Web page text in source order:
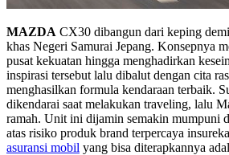
MAZDA CX30 dibangun dari keping
khas Negeri Samurai Jepang. Konsepnya
pusat kekuatan hingga menghadirkan
inspirasi tersebut lalu dibalut dengan cita
menghasilkan formula kendaraan terbaik.
dikendarai saat melakukan traveling, lalu
ramah. Unit ini dijamin semakin mumpuni
atas risiko produk brand terpercaya
asuransi mobil yang bisa diterapkannya